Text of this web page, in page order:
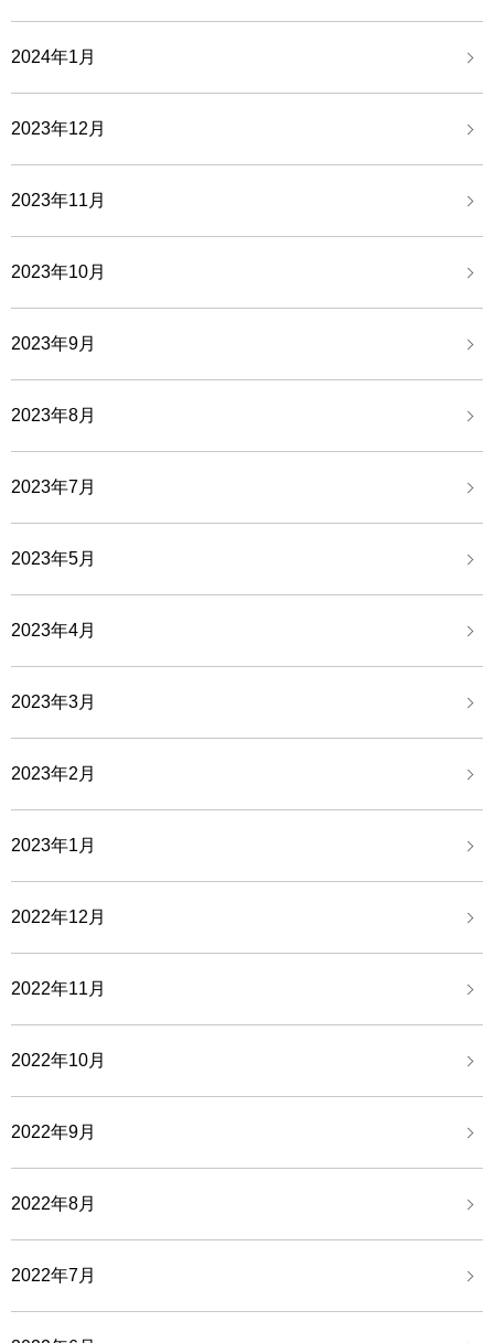
2024年1月
2023年12月
2023年11月
2023年10月
2023年9月
2023年8月
2023年7月
2023年5月
2023年4月
2023年3月
2023年2月
2023年1月
2022年12月
2022年11月
2022年10月
2022年9月
2022年8月
2022年7月